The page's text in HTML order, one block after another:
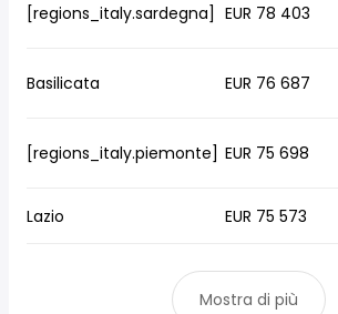
[regions_italy.sardegna] EUR 78 403
Basilicata EUR 76 687
[regions_italy.piemonte] EUR 75 698
Lazio EUR 75 573
Mostra di più